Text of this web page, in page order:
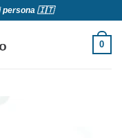
persona 🇮🇹
0